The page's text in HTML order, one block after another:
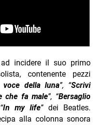
incidere il suo primo
contenente pezzi
voce della luna”, “Scrivi
che fa male”, “Bersaglio
“In my life”dei Beatles.
alla colonna sonora